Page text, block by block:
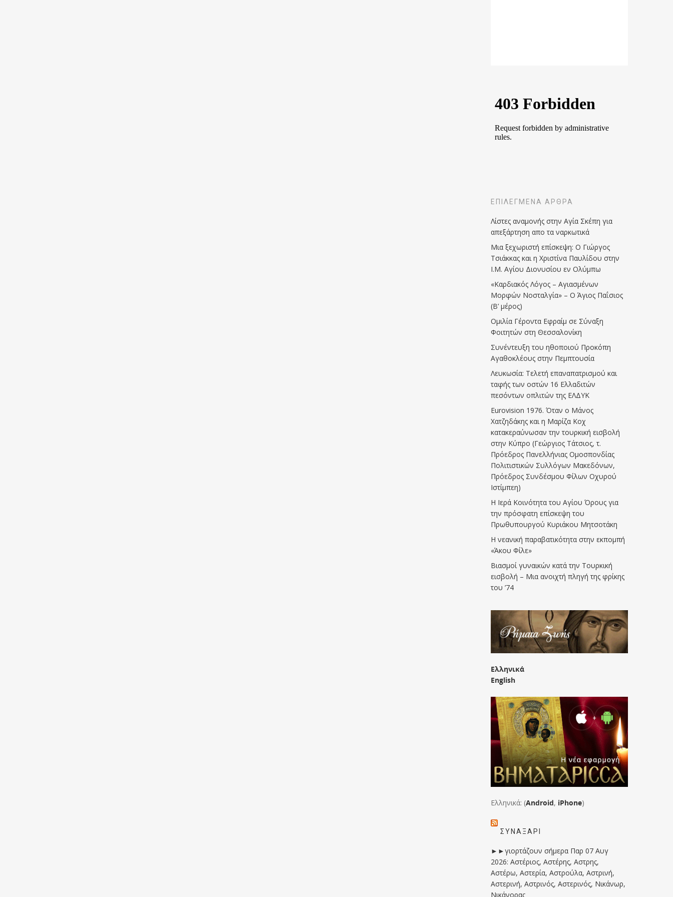
ΕΠΙΛΕΓΜΈΝΑ ΆΡΘΡΑ
Λίστες αναμονής στην Αγία Σκέπη για
απεξάρτηση απο τα ναρκωτικά
Μια ξεχωριστή επίσκεψη: Ο Γιώργος
Τσιάκκας και η Χριστίνα Παυλίδου στην
Ι.Μ. Αγίου Διονυσίου εν Ολύμπω
«Καρδιακός Λόγος – Αγιασμένων
Μορφών Νοσταλγία» – Ο Άγιος Παΐσιος
(Β’ μέρος)
Ομιλία Γέροντα Εφραίμ σε Σύναξη
Φοιτητών στη Θεσσαλονίκη
Συνέντευξη του ηθοποιού Προκόπη
Αγαθοκλέους στην Πεμπτουσία
Λευκωσία: Τελετή επαναπατρισμού και
ταφής των οστών 16 Ελλαδιτών
πεσόντων οπλιτών της ΕΛΔΥΚ
Eurovision 1976. Όταν ο Μάνος
Χατζηδάκης και η Μαρίζα Κοχ
κατακεραύνωσαν την τουρκική εισβολή
στην Κύπρο (Γεώργιος Τάτσιος, τ.
Πρόεδρος Πανελλήνιας Ομοσπονδίας
Πολιτιστικών Συλλόγων Μακεδόνων,
Πρόεδρος Συνδέσμου Φίλων Οχυρού
Ιστίμπεη)
Η Ιερά Κοινότητα του Αγίου Όρους για
την πρόσφατη επίσκεψη του
Πρωθυπουργού Κυριάκου Μητσοτάκη
Η νεανική παραβατικότητα στην εκπομπή
«Άκου Φίλε»
Βιασμοί γυναικών κατά την Τουρκική
εισβολή – Μια ανοιχτή πληγή της φρίκης
του ’74
Ελληνικά
English
Ελληνικά: (Android, iPhone)
ΣΥΝΑΞΆΡΙ
►►γιορτάζουν σήμερα Παρ 07 Αυγ
2026: Αστέριος, Αστέρης, Αστρης,
Αστέρω, Αστερία, Αστρούλα, Αστρινή,
Αστερινή, Αστρινός, Αστερινός, Νικάνωρ,
Νικάνορας